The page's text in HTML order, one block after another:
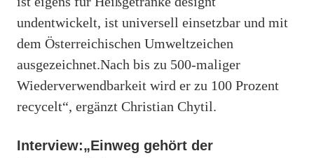
undentwickelt, ist universell einsetzbar und mit
dem Österreichischen Umweltzeichen
ausgezeichnet.Nach bis zu 500‐maliger
Wiederverwendbarkeit wird er zu 100 Prozent
recycelt“, ergänzt Christian Chytil.
Interview:„Einweg gehört der